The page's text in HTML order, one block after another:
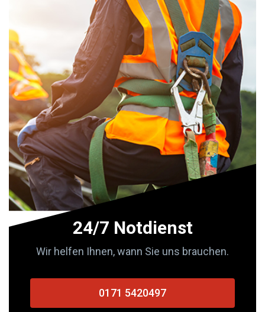
24/7 Notdienst
Wir helfen Ihnen, wann Sie uns brauchen.
0171 5420497